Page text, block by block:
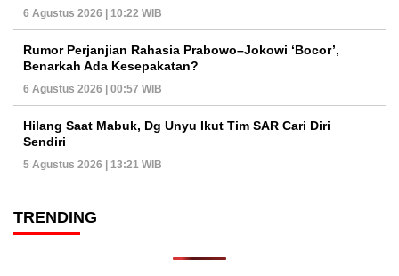
6 Agustus 2026 | 10:22 WIB
Rumor Perjanjian Rahasia Prabowo–Jokowi ‘Bocor’,
Benarkah Ada Kesepakatan?
6 Agustus 2026 | 00:57 WIB
Hilang Saat Mabuk, Dg Unyu Ikut Tim SAR Cari Diri
Sendiri
5 Agustus 2026 | 13:21 WIB
TRENDING